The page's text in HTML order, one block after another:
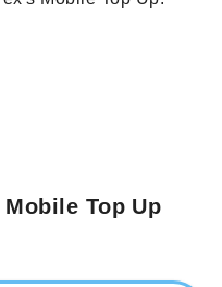
Top Up